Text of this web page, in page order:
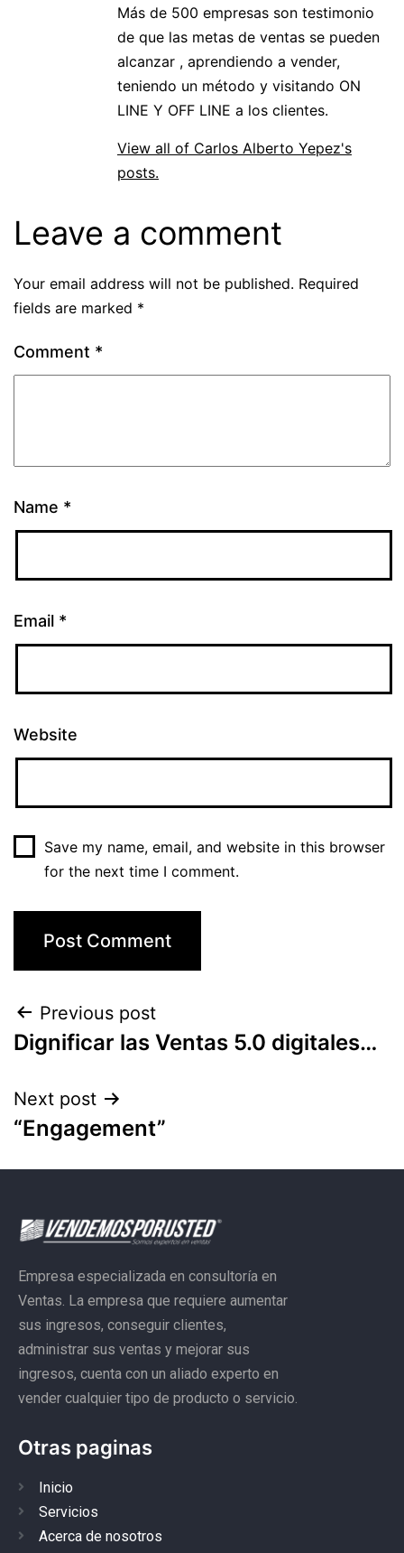
Más de 500 empresas son testimonio
de que las metas de ventas se pueden
alcanzar , aprendiendo a vender,
teniendo un método y visitando ON
LINE Y OFF LINE a los clientes.
View all of Carlos Alberto Yepez's
posts.
Leave a comment
Your email address will not be published. Required
fields are marked *
Comment *
Name *
Email *
Website
Save my name, email, and website in this browser
for the next time I comment.
Previous post
Dignificar las Ventas 5.0 digitales…
Next post
“Engagement”
Empresa especializada en consultoría en
Ventas. La empresa que requiere aumentar
sus ingresos, conseguir clientes,
administrar sus ventas y mejorar sus
ingresos, cuenta con un aliado experto en
vender cualquier tipo de producto o servicio.
Otras paginas
Inicio
Servicios
Acerca de nosotros